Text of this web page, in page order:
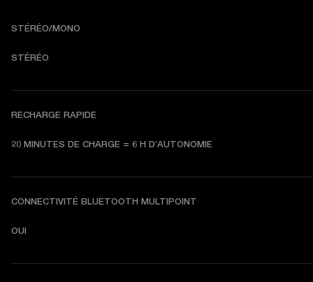
STÉRÉO/MONO
STÉRÉO
RECHARGE RAPIDE
20 MINUTES DE CHARGE = 6 H D’AUTONOMIE
CONNECTIVITÉ BLUETOOTH MULTIPOINT
OUI